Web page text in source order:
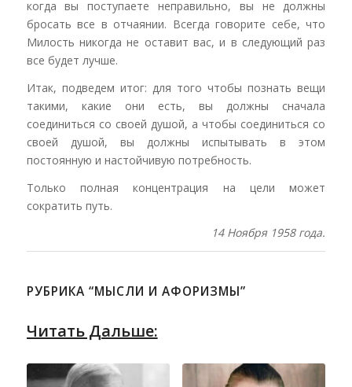
когда вы поступаете неправильно, вы не должны
бросать все в отчаянии. Всегда говорите себе, что
Милость никогда не оставит вас, и в следующий раз
все будет лучше.
Итак, подведем итог: для того чтобы познать вещи
такими, какие они есть, вы должны сначала
соединиться со своей душой, а чтобы соединиться со
своей душой, вы должны испытывать в этом
постоянную и настойчивую потребность.
Только полная концентрация на цели может
сократить путь.
14 Ноября 1958 года.
РУБРИКА “МЫСЛИ И АФОРИЗМЫ”
Читать Дальше: